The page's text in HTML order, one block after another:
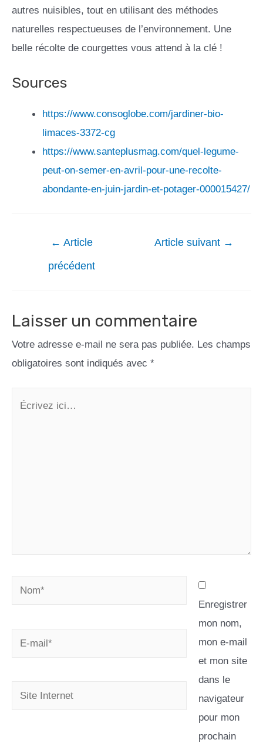
autres nuisibles, tout en utilisant des méthodes
naturelles respectueuses de l’environnement. Une
belle récolte de courgettes vous attend à la clé !
Sources
https://www.consoglobe.com/jardiner-bio-
limaces-3372-cg
https://www.santeplusmag.com/quel-legume-
peut-on-semer-en-avril-pour-une-recolte-
abondante-en-juin-jardin-et-potager-000015427/
← Article
précédent
Article suivant →
Laisser un commentaire
Votre adresse e-mail ne sera pas publiée. Les champs
obligatoires sont indiqués avec *
Enregistrer
mon nom,
mon e-mail
et mon site
dans le
navigateur
pour mon
prochain